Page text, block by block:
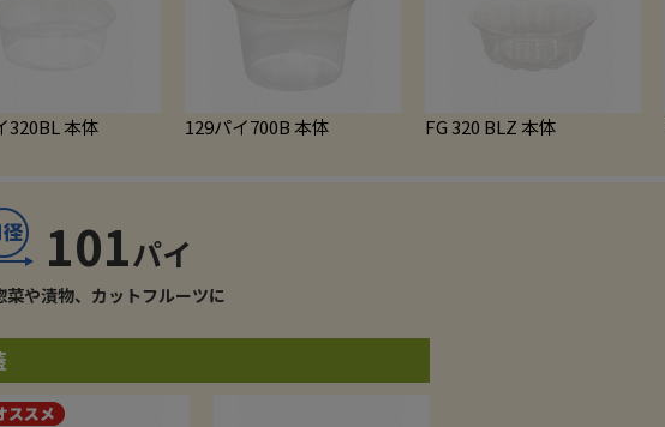
320BL 本体 129パイ700B 本体 FG 320 BLZ 本体
101
菜や漬物、カットフルーツに